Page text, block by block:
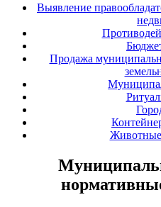
Выявление
Продажа
Животные